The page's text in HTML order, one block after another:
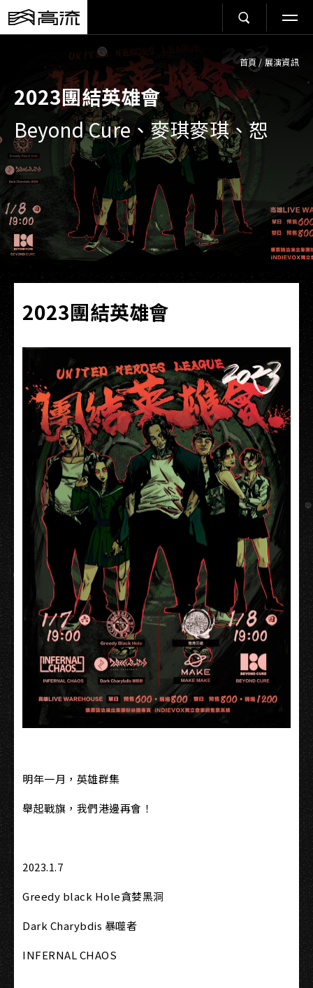
首頁 / 展演資訊
2023團結英雄會
Beyond Cure、麥琪麥琪、恕
2023團結英雄會
明年一月，英雄群集
舉起戰旗，我們港邊再會！
2023.1.7
Greedy black Hole貪婪黑洞
Dark Charybdis 暴噬者
INFERNAL CHAOS